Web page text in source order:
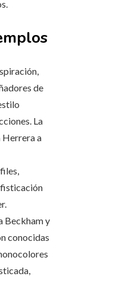
de
La
Herrera a
Beckham y
conocidas